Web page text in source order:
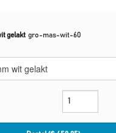
gelakt gro-mas-wit-60